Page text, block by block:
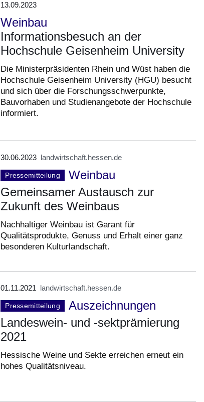
13.09.2023
Weinbau
Informationsbesuch an der
Hochschule Geisenheim University
Die Ministerpräsidenten Rhein und Wüst haben die
Hochschule Geisenheim University (HGU) besucht
und sich über die Forschungsschwerpunkte,
Bauvorhaben und Studienangebote der Hochschule
informiert.
30.06.2023 landwirtschaft.hessen.de
Pressemitteilung
Weinbau
Gemeinsamer Austausch zur
Zukunft des Weinbaus
Nachhaltiger Weinbau ist Garant für
Qualitätsprodukte, Genuss und Erhalt einer ganz
besonderen Kulturlandschaft.
01.11.2021 landwirtschaft.hessen.de
Pressemitteilung
Auszeichnungen
Landeswein- und -sektprämierung
2021
Hessische Weine und Sekte erreichen erneut ein
hohes Qualitätsniveau.